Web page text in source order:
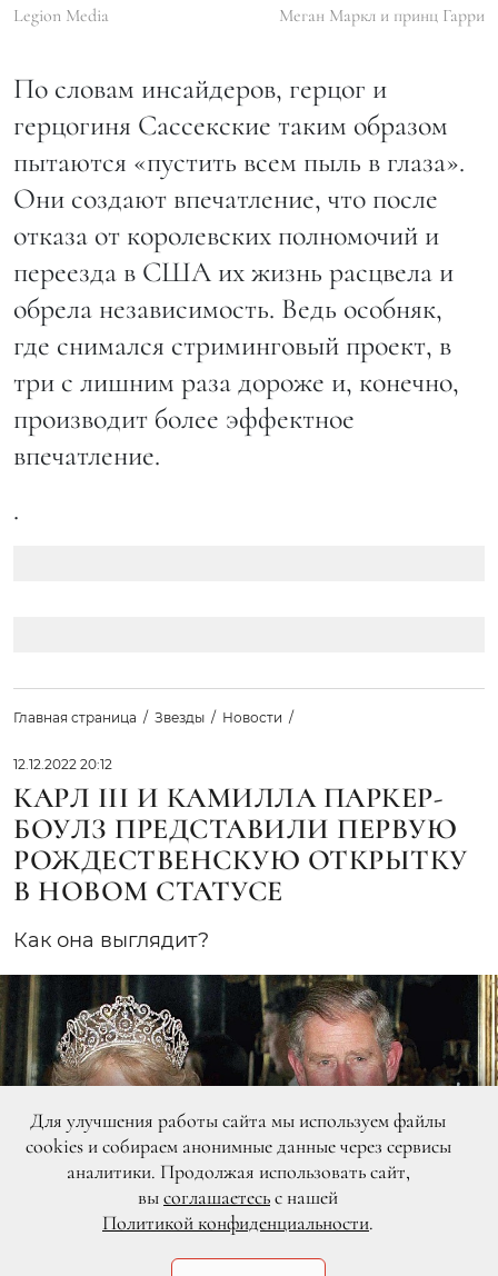
Legion Media Меган Маркл и принц Гарри
По словам инсайдеров, герцог и
герцогиня Сассекские таким образом
пытаются «пустить всем пыль в глаза».
Они создают впечатление, что после
отказа от королевских полномочий и
переезда в США их жизнь расцвела и
обрела независимость. Ведь особняк,
где снимался стриминговый проект, в
три с лишним раза дороже и, конечно,
производит более эффектное
впечатление.
.
Главная страница Звезды Новости
12.12.2022 20:12
КАРЛ III И КАМИЛЛА ПАРКЕР-
БОУЛЗ ПРЕДСТАВИЛИ ПЕРВУЮ
РОЖДЕСТВЕНСКУЮ ОТКРЫТКУ
В НОВОМ СТАТУСЕ
Как она выглядит?
Для улучшения работы сайта мы используем файлы
cookies и собираем анонимные данные через сервисы
аналитики. Продолжая использовать сайт,
высоглашаетесьс нашей
Политикой конфиденциальности.